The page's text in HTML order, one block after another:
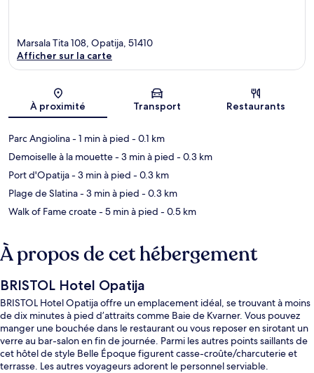
Carte
Marsala Tita 108, Opatija, 51410
Afficher sur la carte
À proximité Transport Restaurants
Parc Angiolina- 1 min à pied - 0.1 km
Demoiselle à la mouette- 3 min à pied - 0.3 km
Port d'Opatija- 3 min à pied - 0.3 km
Plage de Slatina- 3 min à pied - 0.3 km
Walk of Fame croate- 5 min à pied - 0.5 km
À propos de cet hébergement
BRISTOL Hotel Opatija
BRISTOL Hotel Opatija offre un emplacement idéal, se trouvant à moins
de dix minutes à pied d’attraits comme Baie de Kvarner. Vous pouvez
manger une bouchée dans le restaurant ou vous reposer en sirotant un
verre au bar-salon en fin de journée. Parmi les autres points saillants de
cet hôtel de style Belle Époque figurent casse-croûte/charcuterie et
terrasse. Les autres voyageurs adorent le personnel serviable.